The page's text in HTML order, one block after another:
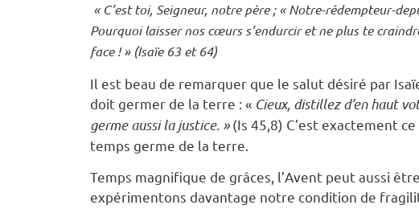
« C’est toi, Seigneur, notre père ; « Notre-rédempteur-
Pourquoi laisser nos cœurs s’endurcir et ne plus te
face ! » (Isaïe 63 et 64)
Il est beau de remarquer que le salut désiré par
doit germer de la terre : « Cieux, distillez d’en haut
germe aussi la justice. »(Is 45,8) C’est exactement
temps germe de la terre.
Temps magnifique de grâces, l’Avent peut aussi
expérimentons davantage notre condition de